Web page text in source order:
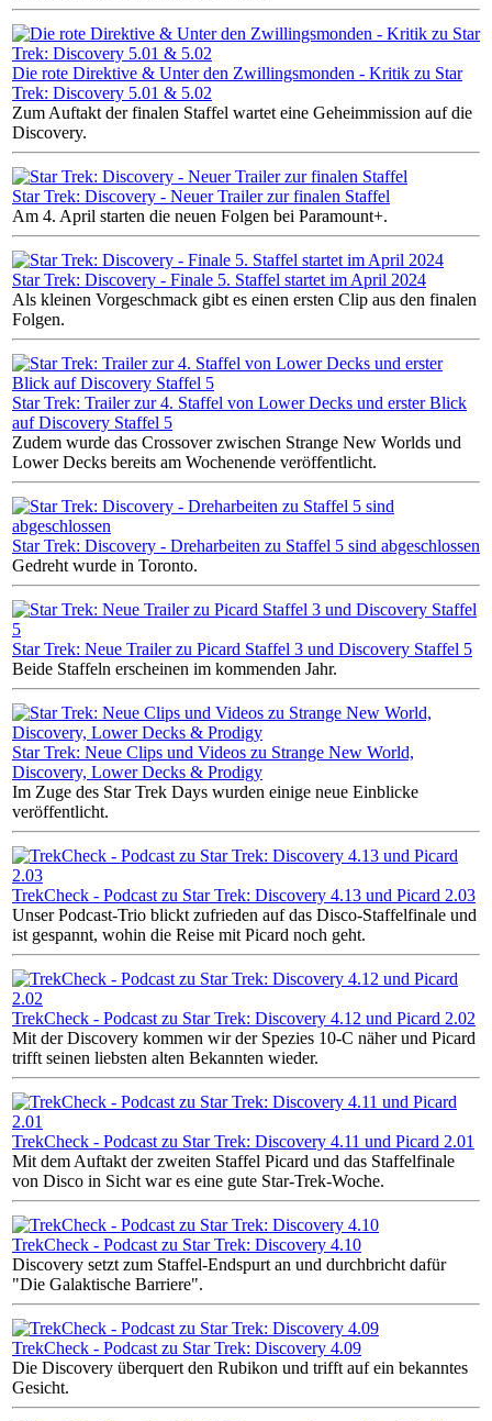
Die rote Direktive & Unter den Zwillingsmonden - Kritik zu Star
Trek: Discovery 5.01 & 5.02
Zum Auftakt der finalen Staffel wartet eine Geheimmission auf die
Discovery.
Star Trek: Discovery - Neuer Trailer zur finalen Staffel
Am 4. April starten die neuen Folgen bei Paramount+.
Star Trek: Discovery - Finale 5. Staffel startet im April 2024
Als kleinen Vorgeschmack gibt es einen ersten Clip aus den finalen
Folgen.
Star Trek: Trailer zur 4. Staffel von Lower Decks und erster Blick
auf Discovery Staffel 5
Zudem wurde das Crossover zwischen Strange New Worlds und
Lower Decks bereits am Wochenende veröffentlicht.
Star Trek: Discovery - Dreharbeiten zu Staffel 5 sind abgeschlossen
Gedreht wurde in Toronto.
Star Trek: Neue Trailer zu Picard Staffel 3 und Discovery Staffel 5
Beide Staffeln erscheinen im kommenden Jahr.
Star Trek: Neue Clips und Videos zu Strange New World,
Discovery, Lower Decks & Prodigy
Im Zuge des Star Trek Days wurden einige neue Einblicke
veröffentlicht.
TrekCheck - Podcast zu Star Trek: Discovery 4.13 und Picard 2.03
Unser Podcast-Trio blickt zufrieden auf das Disco-Staffelfinale und
ist gespannt, wohin die Reise mit Picard noch geht.
TrekCheck - Podcast zu Star Trek: Discovery 4.12 und Picard 2.02
Mit der Discovery kommen wir der Spezies 10-C näher und Picard
trifft seinen liebsten alten Bekannten wieder.
TrekCheck - Podcast zu Star Trek: Discovery 4.11 und Picard 2.01
Mit dem Auftakt der zweiten Staffel Picard und das Staffelfinale
von Disco in Sicht war es eine gute Star-Trek-Woche.
TrekCheck - Podcast zu Star Trek: Discovery 4.10
Discovery setzt zum Staffel-Endspurt an und durchbricht dafür
"Die Galaktische Barriere".
TrekCheck - Podcast zu Star Trek: Discovery 4.09
Die Discovery überquert den Rubikon und trifft auf ein bekanntes
Gesicht.